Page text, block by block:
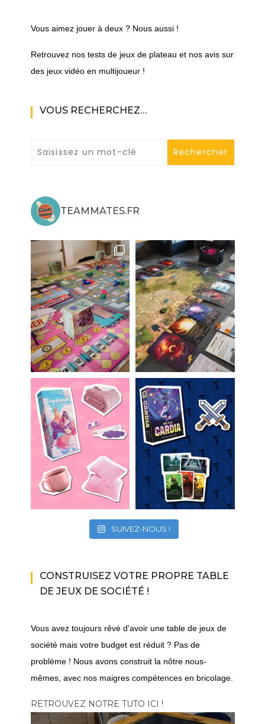
Vous aimez jouer à deux ? Nous aussi !
Retrouvez nos tests de jeux de plateau et nos avis sur
des jeux vidéo en multijoueur !
VOUS RECHERCHEZ…
TEAMMATES.FR
SUIVEZ-NOUS !
CONSTRUISEZ VOTRE PROPRE TABLE
DE JEUX DE SOCIÉTÉ !
Vous avez toujours rêvé d'avoir une table de jeux de
société mais votre budget est réduit ? Pas de
problème ! Nous avons construit la nôtre nous-
mêmes, avec nos maigres compétences en bricolage.
RETROUVEZ NOTRE TUTO ICI !